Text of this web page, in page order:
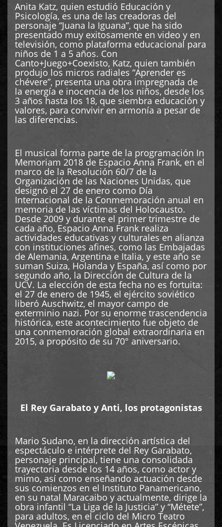
Anita Katz, quien estudió Educación y
Psicología, es una de las creadoras del
personaje “Juana la Iguana”, que ha sido
presentado muy exitosamente en video y en
televisión, como plataforma educacional para
niños de 1 a 5 años. Con
Canto+Juego+Coexisto, Katz, quien también
produjo los micros radiales “Aprender es
chévere”, presenta una obra impregnada de
la energía e inocencia de los niños, desde los
3 años hasta los 18, que siembra educación y
valores, para convivir en armonía a pesar de
las diferencias.
El musical forma parte de la programación In
Memoriam 2018 de Espacio Anna Frank, en el
marco de la Resolución 60/7 de la
Organización de las Naciones Unidas, que
designó el 27 de enero como Día
Internacional de la Conmemoración anual en
memoria de las víctimas del Holocausto.
Desde 2009 y durante el primer trimestre de
cada año, Espacio Anna Frank realiza
actividades educativas y culturales en alianza
con instituciones afines, como las Embajadas
de Alemania, Argentina e Italia, y este año se
suman Suiza, Holanda y España, así como por
segundo año, la Dirección de Cultura de la
UCV. La elección de esta fecha no es fortuita:
el 27 de enero de 1945, el ejército soviético
liberó Auschwitz, el mayor campo de
exterminio nazi. Por su enorme trascendencia
histórica, este acontecimiento fue objeto de
una conmemoración global extraordinaria en
2015, a propósito de su 70° aniversario.
El Rey Garabato y Anti, los protagonistas
Mario Sudano, en la dirección artística del
espectáculo e intérprete del Rey Garabato,
personaje principal, tiene una consolidada
trayectoria desde los 14 años, como actor y
mimo, así como enseñando actuación desde
sus comienzos en el Instituto Panamericano,
en su natal Maracaibo y actualmente, dirige la
obra infantil “La Liga de la Justicia” y “Métete”,
para adultos, en el ciclo del Micro Teatro